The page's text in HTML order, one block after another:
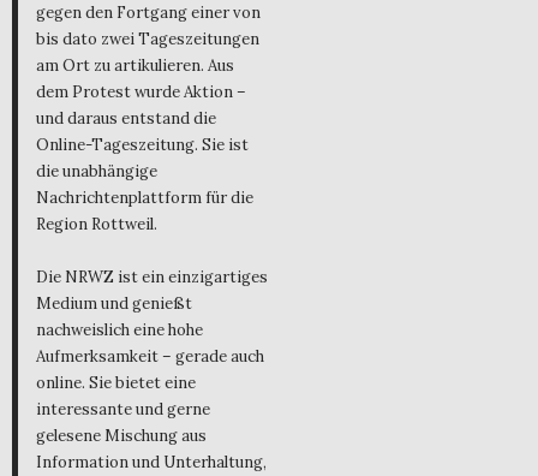
gegen den Fortgang einer von
bis dato zwei Tageszeitungen
am Ort zu artikulieren. Aus
dem Protest wurde Aktion –
und daraus entstand die
Online-Tageszeitung. Sie ist
die unabhängige
Nachrichtenplattform für die
Region Rottweil.
Die NRWZ ist ein einzigartiges
Medium und genießt
nachweislich eine hohe
Aufmerksamkeit – gerade auch
online. Sie bietet eine
interessante und gerne
gelesene Mischung aus
Information und Unterhaltung,